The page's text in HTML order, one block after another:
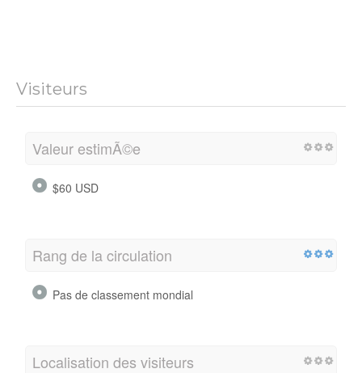
Visiteurs
Valeur estimÃ©e
$60 USD
Rang de la circulation
Pas de classement mondial
Localisation des visiteurs